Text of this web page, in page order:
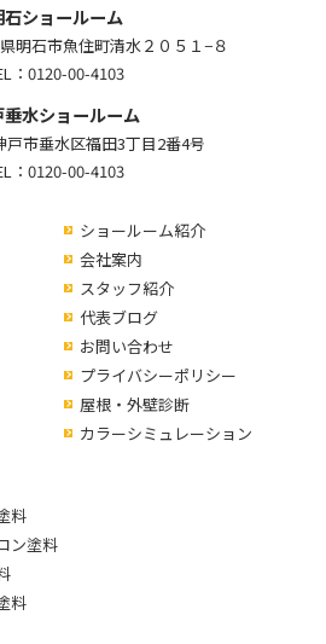
石ショールーム
明石市魚住町清水２０５１−８
： 0120-00-4103
水ショールーム
戸市垂水区福田3丁目2番4号
： 0120-00-4103
ショールーム紹介
会社案内
スタッフ紹介
代表ブログ
お問い合わせ
プライバシーポリシー
屋根・外壁診断
カラーシミュレーション
料
ン塗料
料